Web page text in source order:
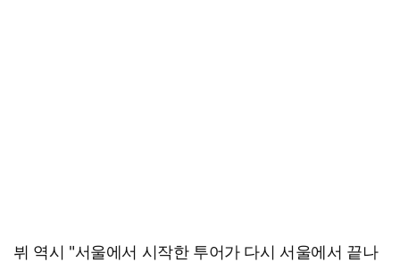
뷔 역시 "서울에서 시작한 투어가 다시 서울에서 끝나